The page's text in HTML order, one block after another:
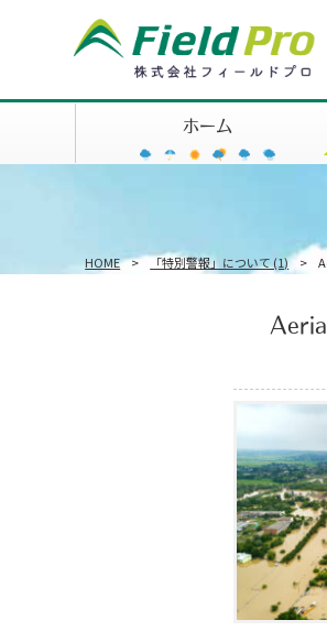
ホーム
HOME > 「特別警報」について (1) >